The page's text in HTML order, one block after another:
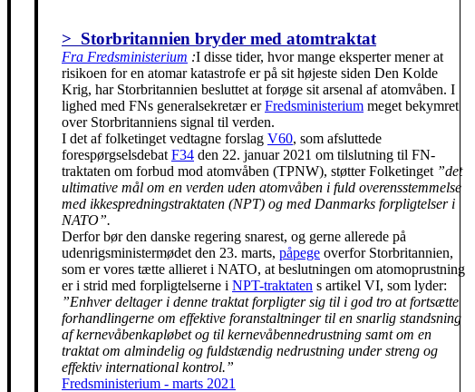
> Storbritannien bryder med atomtraktat
Fra Fredsministerium :I disse tider, hvor mange eksperter mener at
risikoen for en atomar katastrofe er på sit højeste siden Den Kolde
Krig, har Storbritannien besluttet at forøge sit arsenal af atomvåben. I
lighed med FNs generalsekretær erFredsministerium meget bekymret
over Storbritanniens signal til verden.
I det af folketinget vedtagne forslag V60, som afsluttede
forespørgselsdebat F34 den 22. januar 2021 om tilslutning til FN-
traktaten om forbud mod atomvåben (TPNW), støtter Folketinget ”det
ultimative mål om en verden uden atomvåben i fuld overensstemmelse
med ikkespredningstraktaten (NPT) og med Danmarks forpligtelser i
NATO”.
Derfor bør den danske regering snarest, og gerne allerede på
udenrigsministermødet den 23. marts, påpege overfor Storbritannien,
som er vores tætte allieret i NATO, at beslutningen om atomoprustning
er i strid med forpligtelserne i NPT-traktaten s artikel VI, som lyder:
”Enhver deltager i denne traktat forpligter sig til i god tro at fortsætte
forhandlingerne om effektive foranstaltninger til en snarlig standsning
af kernevåbenkapløbet og til kernevåbennedrustning samt om en
traktat om almindelig og fuldstændig nedrustning under streng og
effektiv international kontrol.”
Fredsministerium - marts 2021